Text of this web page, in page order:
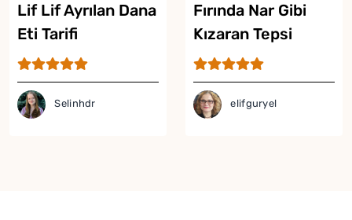
Lif Lif Ayrılan Dana
Eti Tarifi
Selinhdr
Fırında Nar Gibi
Kızaran Tepsi
Kebabı Tarifi
elifguryel